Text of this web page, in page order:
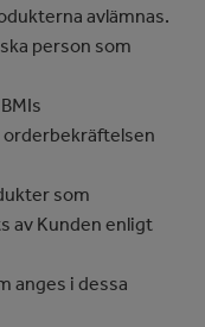
avlämnas.
person som
orderbekräftelsen
som
av Kunden enligt
anges i dessa